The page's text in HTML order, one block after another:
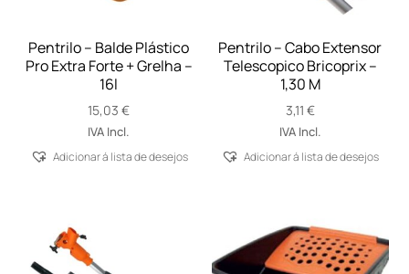
Pentrilo – Balde Plástico
Pro Extra Forte + Grelha –
16l
15,03€
IVA Incl.
Adicionar á lista de desejos
Pentrilo – Cabo Extensor
Telescopico Bricoprix –
1,30 M
3,11 €
IVA Incl.
Adicionar á lista de desejos